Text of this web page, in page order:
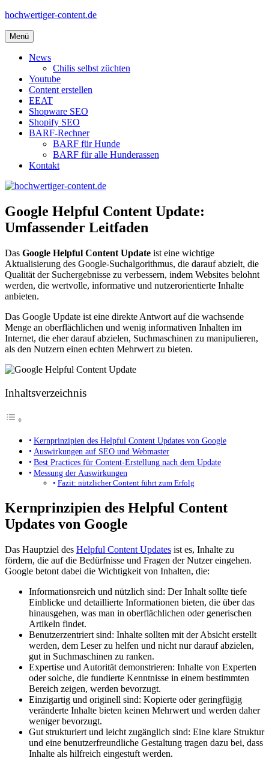
Zum
springen
hochwertiger-content.de
Menü
News
Chilis selbst züchten
Youtube
Content erstellen
EEAT
Shopware SEO
Shopify SEO
BARF-Rechner
BARF für Hunde
BARF für alle Hunderassen
Kontakt
Google Helpful Content Update:
Umfassender Leitfaden
Das Google Helpful Content Update ist eine wichtige
Aktualisierung des Google-Suchalgorithmus, die darauf abzielt, die
Qualität der Suchergebnisse zu verbessern, indem Websites belohnt
werden, die wertvolle, informative und nutzerorientierte Inhalte
anbieten.
Das Google Update ist eine direkte Antwort auf die wachsende
Menge an oberflächlichen und wenig informativen Inhalten im
Internet, die eher darauf abzielen, Suchmaschinen zu manipulieren,
als den Nutzern einen echten Mehrwert zu bieten.
Inhaltsverzeichnis
Kernprinzipien des Helpful Content Updates von Google
Auswirkungen auf SEO und Webmaster
Best Practices für Content-Erstellung nach dem Update
Messung der Auswirkungen
Fazit: nützlicher Content führt zum Erfolg
Kernprinzipien des Helpful Content
Updates von Google
Das Hauptziel des Helpful Content Updates ist es, Inhalte zu
fördern, die auf die Bedürfnisse und Fragen der Nutzer eingehen.
Google betont dabei die Wichtigkeit von Inhalten, die:
Informationsreich und nützlich sind: Der Inhalt sollte tiefe
Einblicke und detaillierte Informationen bieten, die über das
hinausgehen, was man in oberflächlichen oder generischen
Artikeln findet.
Benutzerzentriert sind: Inhalte sollten mit der Absicht erstellt
werden, dem Leser zu helfen und nicht nur darauf abzielen,
gut in Suchmaschinen zu ranken.
Expertise und Autorität demonstrieren: Inhalte von Experten
oder solche, die fundierte Kenntnisse in einem bestimmten
Bereich zeigen, werden bevorzugt.
Einzigartig und originell sind: Kopierte oder geringfügig
veränderte Inhalte bieten keinen Mehrwert und werden daher
weniger bevorzugt.
Gut strukturiert und leicht zugänglich sind: Eine klare Struktur
und eine benutzerfreundliche Gestaltung tragen dazu bei, dass
Inhalte als hilfreich eingestuft werden.